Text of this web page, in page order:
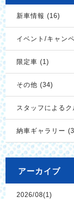
新車情報 (16)
イベント/キャン
限定車 (1)
その他 (34)
スタッフによる
納車ギャラリー
アーカイブ
2026/08(1)